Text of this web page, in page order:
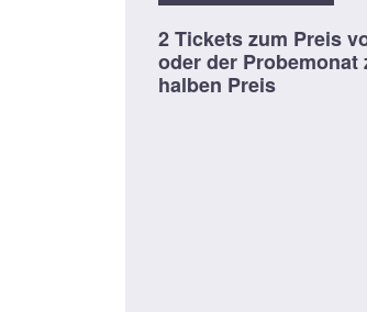
2 Tickets zum Preis
oder der Probemonat
halben Preis